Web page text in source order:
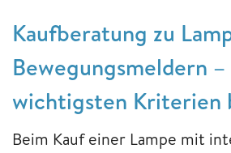
Kaufberatung zu
Bewegungsmeldern
wichtigsten Kriterien
Beim Kauf einer Lampe mit